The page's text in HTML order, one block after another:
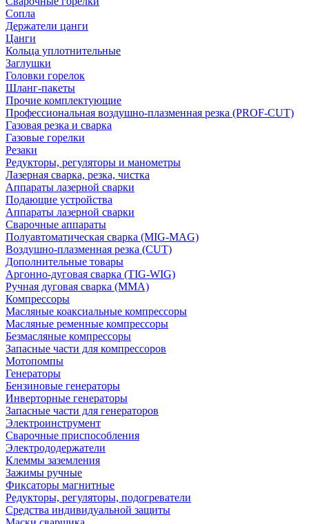
Сопла
Держатели цанги
Цанги
Кольца уплотнительные
Заглушки
Головки горелок
Шланг-пакеты
Прочие комплектующие
Профессиональная воздушно-плазменная резка (PROF-CUT)
Газовая резка и сварка
Газовые горелки
Резаки
Редукторы, регуляторы и манометры
Лазерная сварка, резка, чистка
Аппараты лазерной сварки
Подающие устройства
Аппараты лазерной сварки
Сварочные аппараты
Полуавтоматическая сварка (MIG-MAG)
Воздушно-плазменная резка (CUT)
Дополнительные товары
Аргонно-дуговая сварка (TIG-WIG)
Ручная дуговая сварка (MMA)
Компрессоры
Масляные коаксиальные компрессоры
Масляные ременные компрессоры
Безмасляные компрессоры
Запасные части для компрессоров
Мотопомпы
Генераторы
Бензиновые генераторы
Инверторные генераторы
Запасные части для генераторов
Электроинструмент
Сварочные приспособления
Электрододержатели
Клеммы заземления
Зажимы ручные
Фиксаторы магнитные
Редукторы, регуляторы, подогреватели
Средства индивидуальной защиты